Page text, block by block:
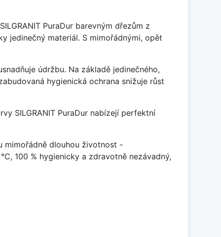
PuraDur barevným dřezům z
jedinečný materiál. S mimořádnými, opět
údržbu. Na základě jedinečného,
hygienická ochrana snižuje růst
SILGRANIT PuraDur nabízejí perfektní
mimořádně dlouhou životnost -
100 % hygienicky a zdravotně nezávadný,